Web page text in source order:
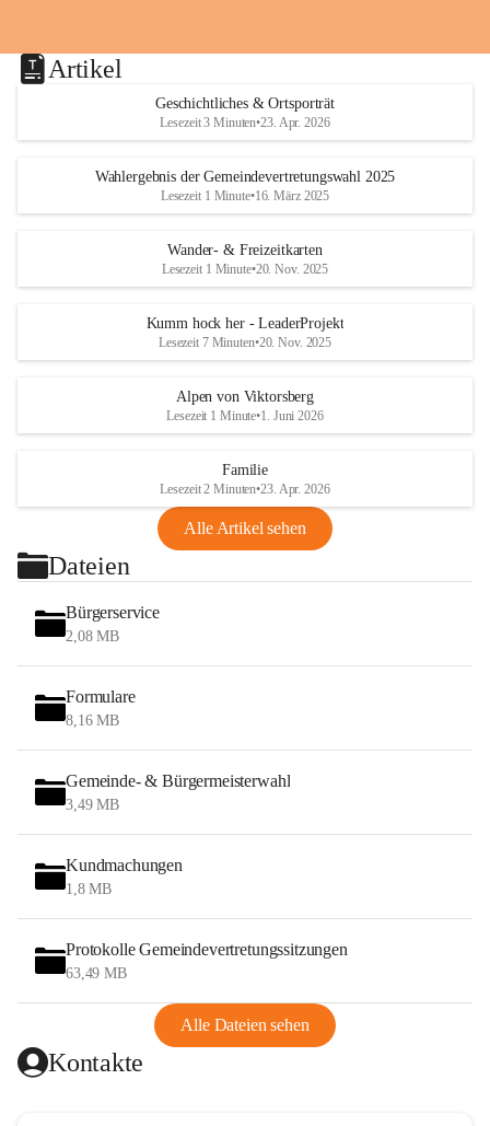
Artikel
Geschichtliches & Ortsporträt
Lesezeit 3 Minuten•23. Apr. 2026
Wahlergebnis der Gemeindevertretungswahl 2025
Lesezeit 1 Minute•16. März 2025
Wander- & Freizeitkarten
Lesezeit 1 Minute•20. Nov. 2025
Kumm hock her - LeaderProjekt
Lesezeit 7 Minuten•20. Nov. 2025
Alpen von Viktorsberg
Lesezeit 1 Minute•1. Juni 2026
Familie
Lesezeit 2 Minuten•23. Apr. 2026
Alle Artikel sehen
Dateien
Bürgerservice
2,08 MB
Formulare
8,16 MB
Gemeinde- & Bürgermeisterwahl
3,49 MB
Kundmachungen
1,8 MB
Protokolle Gemeindevertretungssitzungen
63,49 MB
Alle Dateien sehen
Kontakte